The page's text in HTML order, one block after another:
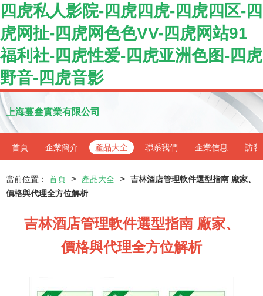
四虎私人影院-四虎四虎-四虎四区-四
虎网扯-四虎网色色VV-四虎网站91
福利社-四虎性爱-四虎亚洲色图-四虎
野音-四虎音影
上海蔓叁實業有限公司
首頁 企業簡介 產品大全 聯系我們 企業信息 訪客
當前位置： 首頁 > 產品大全 > 吉林酒店管理軟件選型指南 廠家、
價格與代理全方位解析
吉林酒店管理軟件選型指南 廠家、
價格與代理全方位解析